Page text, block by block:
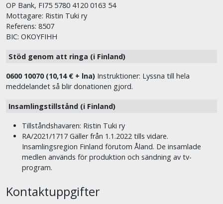
OP Bank, FI75 5780 4120 0163 54
Mottagare: Ristin Tuki ry
Referens: 8507
BIC: OKOYFIHH
Stöd genom att ringa (i Finland)
0600 10070 (10,14 € + lna) Instruktioner: Lyssna till hela
meddelandet så blir donationen gjord.
Insamlingstillstånd (i Finland)
Tillståndshavaren: Ristin Tuki ry
RA/2021/1717 Gäller från 1.1.2022 tills vidare.
Insamlingsregion Finland förutom Åland. De insamlade
medlen används för produktion och sändning av tv-
program.
Kontaktuppgifter